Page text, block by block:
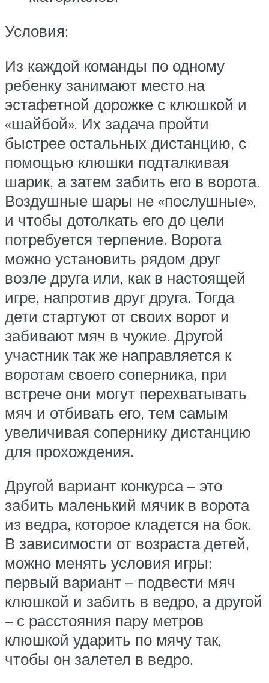
Условия:
Из каждой команды по одному
ребенку занимают место на
эстафетной дорожке с клюшкой и
«шайбой». Их задача пройти
быстрее остальных дистанцию, с
помощью клюшки подталкивая
шарик, а затем забить его в ворота.
Воздушные шары не «послушные»,
и чтобы дотолкать его до цели
потребуется терпение. Ворота
можно установить рядом друг
возле друга или, как в настоящей
игре, напротив друг друга. Тогда
дети стартуют от своих ворот и
забивают мяч в чужие. Другой
участник так же направляется к
воротам своего соперника, при
встрече они могут перехватывать
мяч и отбивать его, тем самым
увеличивая сопернику дистанцию
для прохождения.
Другой вариант конкурса – это
забить маленький мячик в ворота
из ведра, которое кладется на бок.
В зависимости от возраста детей,
можно менять условия игры:
первый вариант – подвести мяч
клюшкой и забить в ведро, а другой
– с расстояния пару метров
клюшкой ударить по мячу так,
чтобы он залетел в ведро.